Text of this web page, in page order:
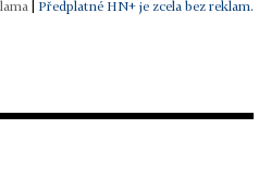
Předplatné HN+ je zcela bez reklam.